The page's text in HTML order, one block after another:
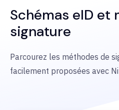
Schémas eID et
signature
Parcourez les méthodes de
facilement proposées avec